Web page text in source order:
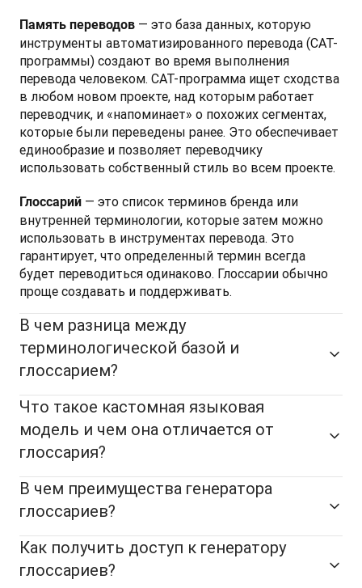
Память переводов — это база данных, которую
инструменты автоматизированного перевода (CAT-
программы) создают во время выполнения
перевода человеком. CAT-программа ищет сходства
в любом новом проекте, над которым работает
переводчик, и «напоминает» о похожих сегментах,
которые были переведены ранее. Это обеспечивает
единообразие и позволяет переводчику
использовать собственный стиль во всем проекте.
Глоссарий — это список терминов бренда или
внутренней терминологии, которые затем можно
использовать в инструментах перевода. Это
гарантирует, что определенный термин всегда
будет переводиться одинаково. Глоссарии обычно
проще создавать и поддерживать.
В чем разница между
терминологической базой и
глоссарием?
Что такое кастомная языковая
модель и чем она отличается от
глоссария?
В чем преимущества генератора
глоссариев?
Как получить доступ к генератору
глоссариев?